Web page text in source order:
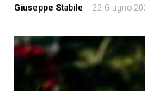
Giuseppe Stabile - 22 Giugno